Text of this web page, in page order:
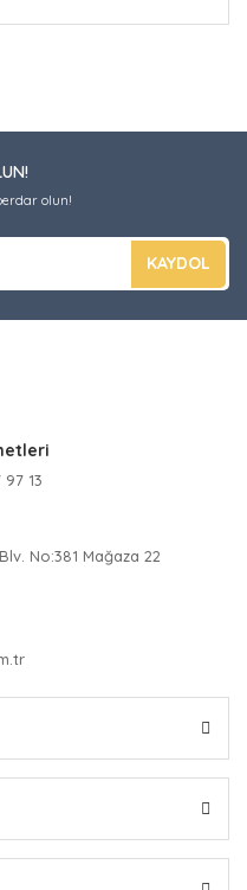
olun!
KAYDOL
97 13
No:381 Mağaza 22